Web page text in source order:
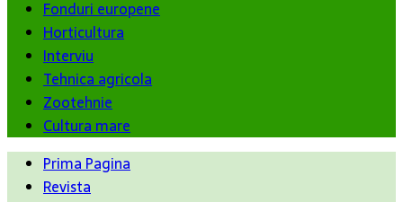
Fonduri europene
Horticultura
Interviu
Tehnica agricola
Zootehnie
Cultura mare
Prima Pagina
Revista